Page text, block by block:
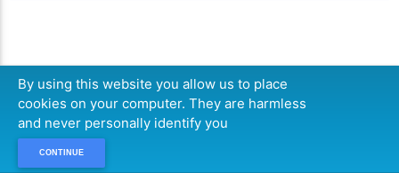
By using this website you allow us to place
cookies on your computer. They are harmless
and never personally identify you
CONTINUE